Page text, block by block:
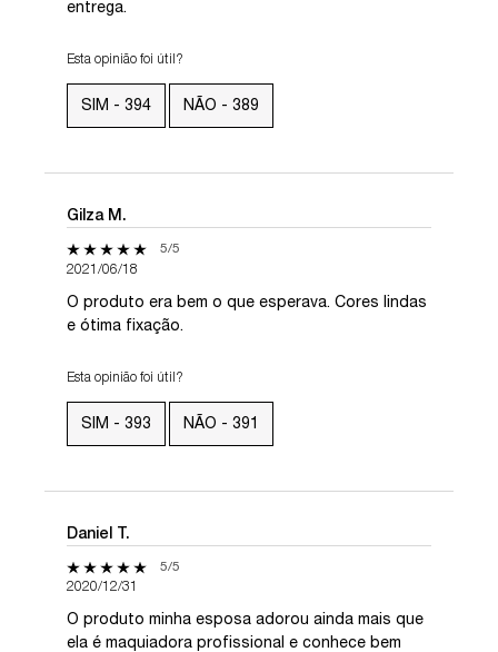
entrega.
Esta opinião foi útil?
SIM - 394 NÃO - 389
Gilza M.
5 out of 5 stars. 5/5
2021/06/18
O produto era bem o que esperava. Cores lindas
e ótima fixação.
Esta opinião foi útil?
SIM - 393 NÃO - 391
Daniel T.
5 out of 5 stars. 5/5
2020/12/31
O produto minha esposa adorou ainda mais que
ela é maquiadora profissional e conhece bem